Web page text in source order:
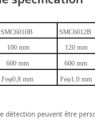
SMC6010B SMC6012B
100 mm 120 mm
600 mm 600 mm
Feφ0,8 mm Feφ1,0 mm
détection peuvent être